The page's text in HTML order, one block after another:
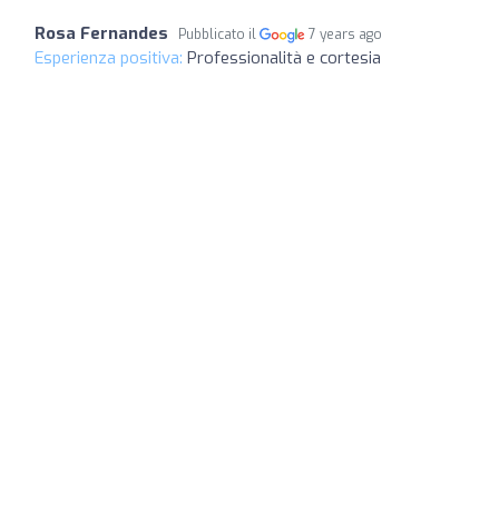
Rosa Fernandes Pubblicato il 7 years ago
Esperienza positiva: Professionalità e cortesia